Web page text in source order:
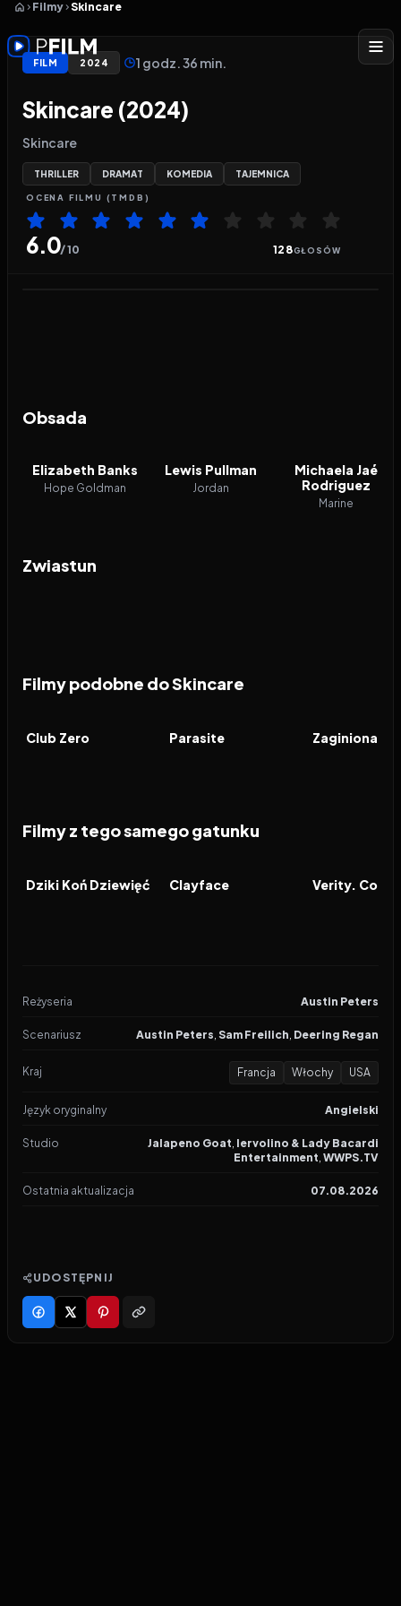
Filmy Skincare
FILM 2024 1 godz. 36 min.
Skincare (2024)
Skincare
THRILLER DRAMAT KOMEDIA TAJEMNICA
OCENA FILMU (TMDB)
6.0/ 10 128GŁOSÓW
Obsada
Elizabeth Banks
Hope Goldman
Lewis Pullman
Jordan
Michaela Jaé
Rodriguez
Marine
Zwiastun
Filmy podobne do Skincare
FILM
Club Zero FILM
Parasite FILM
Filmy z tego samego gatunku
FILM
Dziki Koń Dziewięć FILM
Clayface FILM
Reżyseria Austin Peters
Scenariusz Austin Peters, Sam Freilich, Deering Regan
Kraj Francja Włochy USA
Język oryginalny Angielski
Studio Jalapeno Goat, Iervolino & Lady Bacardi
Entertainment, WWPS.TV
Ostatnia aktualizacja 07.08.2026
UDOSTĘPNIJ